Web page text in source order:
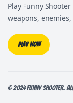
Play Funny
weapons,
Play Now
© 2024 Funny Shooter.